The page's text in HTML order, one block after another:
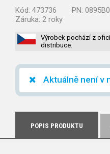
Kód: 473736 PN:
Záruka: 2 roky
Výrobek pochází z
distribuce.
Aktuálně není v
POPIS PRODUKTU